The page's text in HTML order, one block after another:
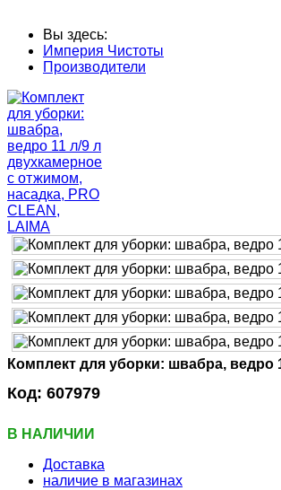
Вы здесь:
Империя Чистоты
Производители
Комплект для уборки: швабра, ведро
Код: 607979
В НАЛИЧИИ
Доставка
наличие в магазинах